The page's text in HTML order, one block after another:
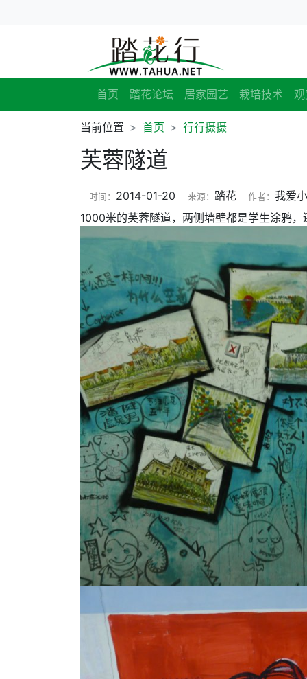
首页 踏花论坛 居家园艺 栽培技术
当前位置 首页 行行摄摄
芙蓉隧道
时间： 2014-01-20 来源： 踏花 作者：我爱
1000米的芙蓉隧道，两侧墙壁都是学生涂鸦